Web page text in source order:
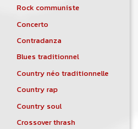
Rock communiste
Concerto
Contradanza
Blues traditionnel
Country néo traditionnelle
Country rap
Country soul
Crossover thrash